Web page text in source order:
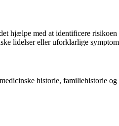
hjælpe med at identificere
lidelser eller uforklarlige
historie, familiehistorie